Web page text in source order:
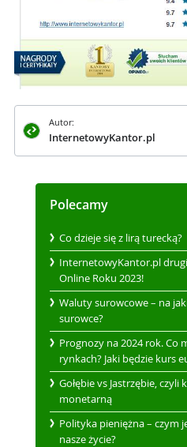
Autor:
InternetowyKantor.pl
Polecamy
Co dzieje się z lirą turecką?
InternetowyKantor.pl
Online Roku 2023!
Waluty surowcowe – na
surowce?
Prognozy na 2024 rok. Co
rynkach? Jaki będzie kurs
Gołębie vs Jastrzębie,
monetarną
Polityka pieniężna – czym
nasze życie?